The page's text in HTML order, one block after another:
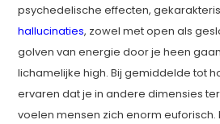
psychedelische effecten,
hallucinaties, zowel met open als
golven van energie door je heen
lichamelijke high. Bij gemiddelde tot
ervaren dat je in andere dimensies
voelen mensen zich enorm euforisch.